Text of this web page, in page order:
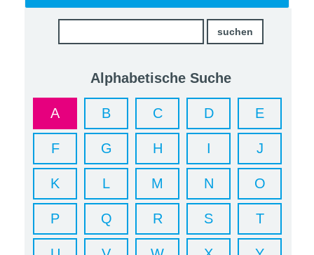
Alphabetische Suche
A B C D E
F G H I J
K L M N O
P Q R S T